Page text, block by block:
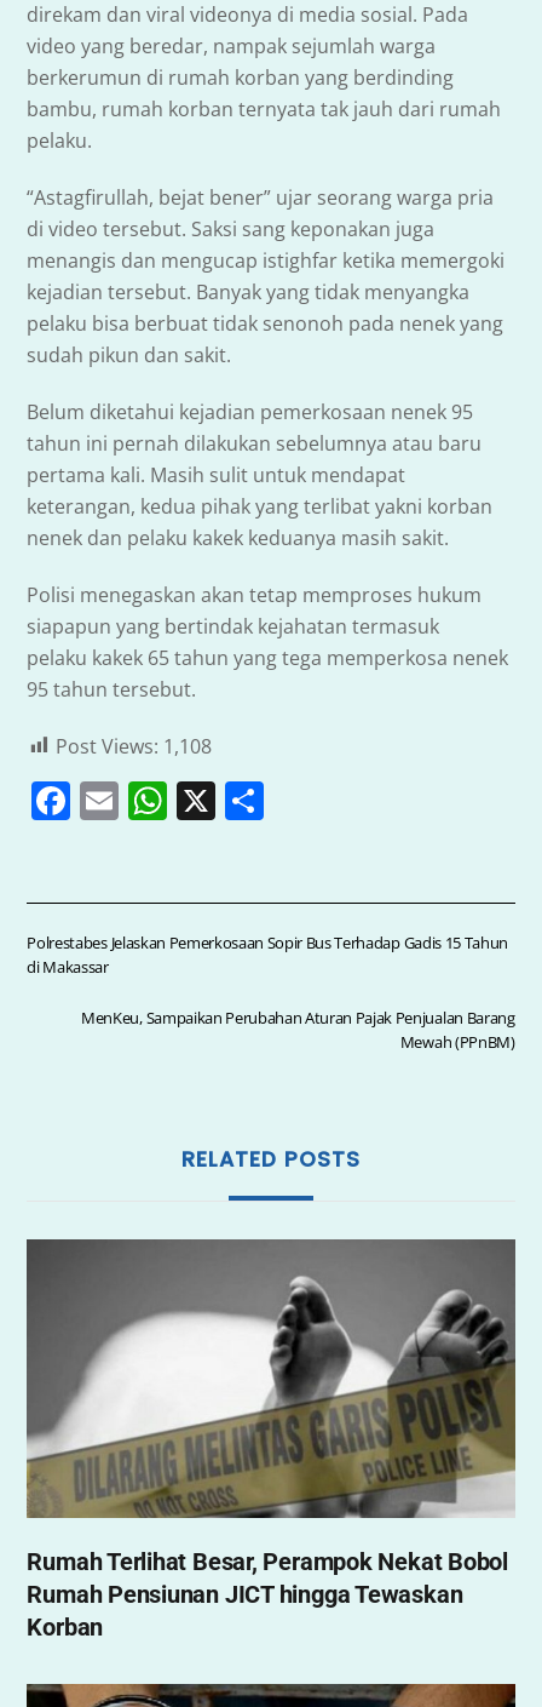
direkam dan viral videonya di media sosial. Pada
video yang beredar, nampak sejumlah warga
berkerumun di rumah korban yang berdinding
bambu, rumah korban ternyata tak jauh dari rumah
pelaku.
“Astagfirullah, bejat bener” ujar seorang warga pria
di video tersebut. Saksi sang keponakan juga
menangis dan mengucap istighfar ketika memergoki
kejadian tersebut. Banyak yang tidak menyangka
pelaku bisa berbuat tidak senonoh pada nenek yang
sudah pikun dan sakit.
Belum diketahui kejadian pemerkosaan nenek 95
tahun ini pernah dilakukan sebelumnya atau baru
pertama kali. Masih sulit untuk mendapat
keterangan, kedua pihak yang terlibat yakni korban
nenek dan pelaku kakek keduanya masih sakit.
Polisi menegaskan akan tetap memproses hukum
siapapun yang bertindak kejahatan termasuk
pelaku kakek 65 tahun yang tega memperkosa nenek
95 tahun tersebut.
Post Views: 1,108
F
a
e
b
o
E
m
l
W
h
s
A
p
X
e
Polrestabes Jelaskan Pemerkosaan Sopir Bus Terhadap Gadis 15 Tahun
di Makassar
MenKeu, Sampaikan Perubahan Aturan Pajak Penjualan Barang
Mewah (PPnBM)
RELATED POSTS
Rumah Terlihat Besar, Perampok Nekat Bobol
Rumah Pensiunan JICT hingga Tewaskan
Korban